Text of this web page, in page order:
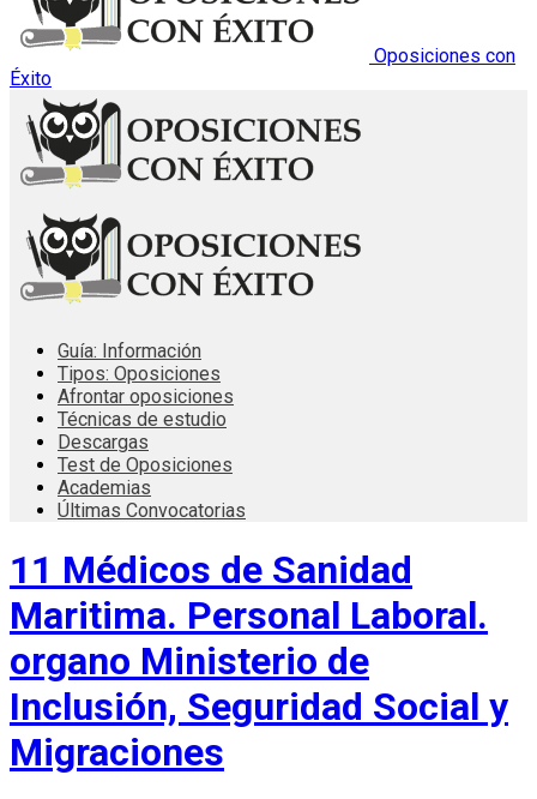
Oposiciones con
Éxito
Guía: Información
Tipos: Oposiciones
Afrontar oposiciones
Técnicas de estudio
Descargas
Test de Oposiciones
Academias
Últimas Convocatorias
11 Médicos de Sanidad
Maritima. Personal Laboral.
organo Ministerio de
Inclusión, Seguridad Social y
Migraciones